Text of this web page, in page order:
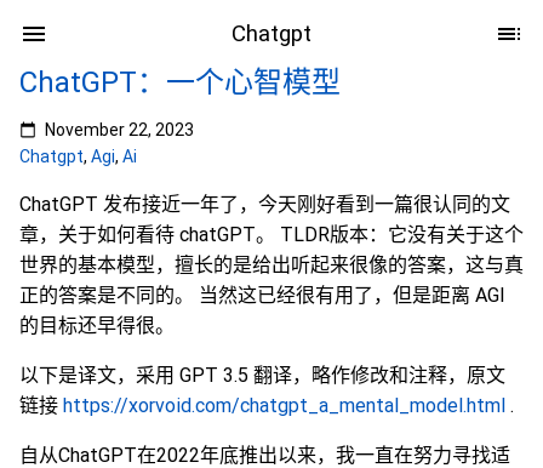
Chatgpt
ChatGPT：一个心智模型
November 22, 2023
Chatgpt, Agi, Ai
ChatGPT 发布接近一年了，今天刚好看到一篇很认同的文
章，关于如何看待 chatGPT。 TLDR版本：它没有关于这个
世界的基本模型，擅长的是给出听起来很像的答案，这与真
正的答案是不同的。 当然这已经很有用了，但是距离 AGI
的目标还早得很。
以下是译文，采用 GPT 3.5 翻译，略作修改和注释，原文
链接 https://xorvoid.com/chatgpt_a_mental_model.html .
自从ChatGPT在2022年底推出以来，我一直在努力寻找适